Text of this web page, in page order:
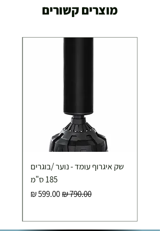
מוצרים קשורים
שק איגרוף עומד - נוער /בוגרים
185 ס"מ
מחיר רגילמחיר מבצע